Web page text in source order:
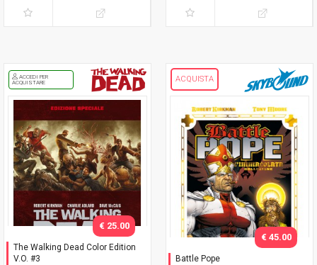
"David Finch"
ACCEDI PER
ACQUISTARE
The Walking Dead Color Edition
V.O. #3
€ 25.00
ACQUISTA
Battle Pope
€ 45.00